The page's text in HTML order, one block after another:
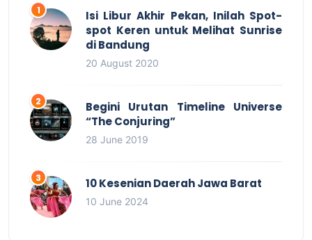
Isi Libur Akhir Pekan, Inilah Spot-
spot Keren untuk Melihat Sunrise
di Bandung
20 August 2020
Begini Urutan Timeline Universe
“The Conjuring”
28 June 2019
10 Kesenian Daerah Jawa Barat
10 June 2024